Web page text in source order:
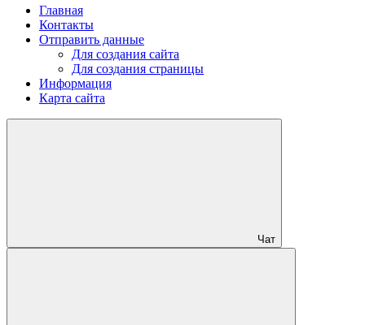
Главная
Контакты
Отправить данные
Для создания сайта
Для создания страницы
Информация
Карта сайта
Чат